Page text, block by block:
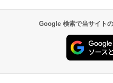
Google 検索で当サイト